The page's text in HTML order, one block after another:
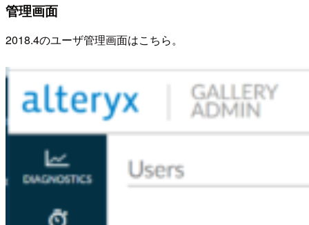
管理画面
2018.4のユーザ管理画面はこちら。